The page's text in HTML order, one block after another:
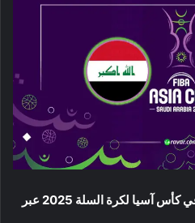
العراق والفلبين في كأس آسيا لكرة السلة 2025 عبر